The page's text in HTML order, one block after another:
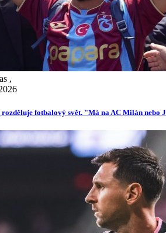
,
rozděluje fotbalový svět. "Má na AC Milán